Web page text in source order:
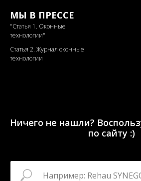
МЫ В ПРЕССЕ
"Статья 1. Оконные
технологии"
Статья 2. Журнал оконные
технологии
Ничего не нашли?
по сайту :)